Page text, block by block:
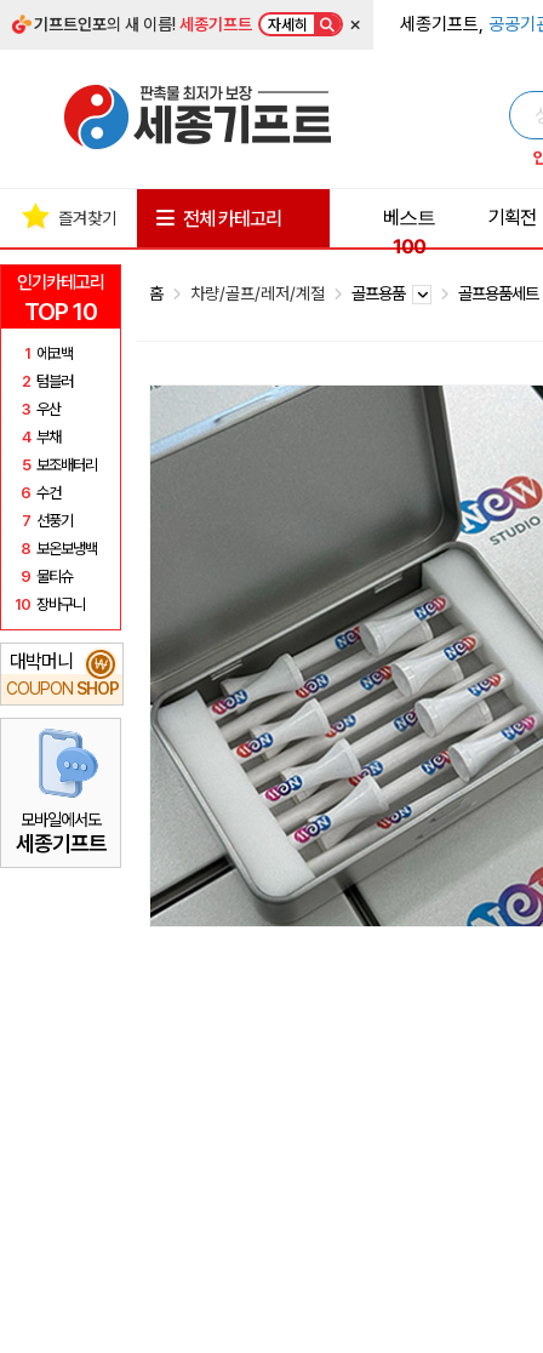
기프트인포의 새 이름!세종기프트 자세히 × 세종기프트, 공공기
인기카테고리
TOP 10
1 에코백
2 텀블러
3 우산
4 부채
5 보조배터리
6 수건
7 선풍기
8 보온보냉백
9 물티슈
10 장바구니
대박머니
COUPON SHOP
₩
모바일에서도
세종기프트
즐겨찾기 전체 카테고리
베스트
100
기획전
홈 차량/골프/레저/계절 골프용품 골프용품세